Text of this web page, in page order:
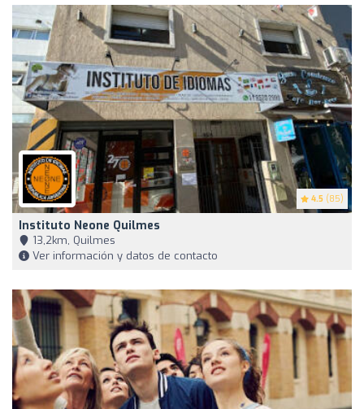
4.5 (85)
Instituto Neone Quilmes
13,2km, Quilmes
Ver información y datos de contacto